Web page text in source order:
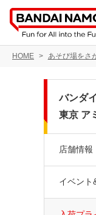
HOME あそび場をさ
バンダ
東京 ア
店舗情報
イベント